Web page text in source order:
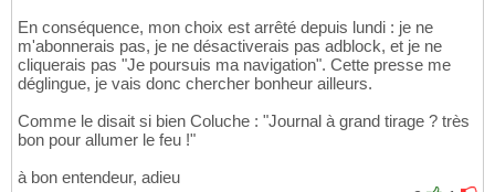
En conséquence, mon choix est arrêté depuis lundi : je ne
m'abonnerais pas, je ne désactiverais pas adblock, et je ne
cliquerais pas "Je poursuis ma navigation". Cette presse me
déglingue, je vais donc chercher bonheur ailleurs.
Comme le disait si bien Coluche : "Journal à grand tirage ? très
bon pour allumer le feu !"
à bon entendeur, adieu